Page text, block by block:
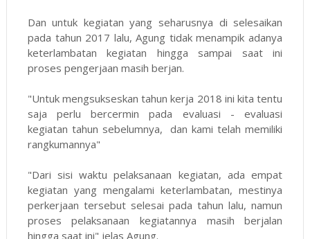
Dan untuk kegiatan yang seharusnya di selesaikan
pada tahun 2017 lalu, Agung tidak menampik adanya
keterlambatan kegiatan hingga sampai saat ini
proses pengerjaan masih berjan.
"Untuk mengsukseskan tahun kerja 2018 ini kita tentu
saja perlu bercermin pada evaluasi - evaluasi
kegiatan tahun sebelumnya, dan kami telah memiliki
rangkumannya"
"Dari sisi waktu pelaksanaan kegiatan, ada empat
kegiatan yang mengalami keterlambatan, mestinya
perkerjaan tersebut selesai pada tahun lalu, namun
proses pelaksanaan kegiatannya masih berjalan
hingga saat ini" jelas Agung.